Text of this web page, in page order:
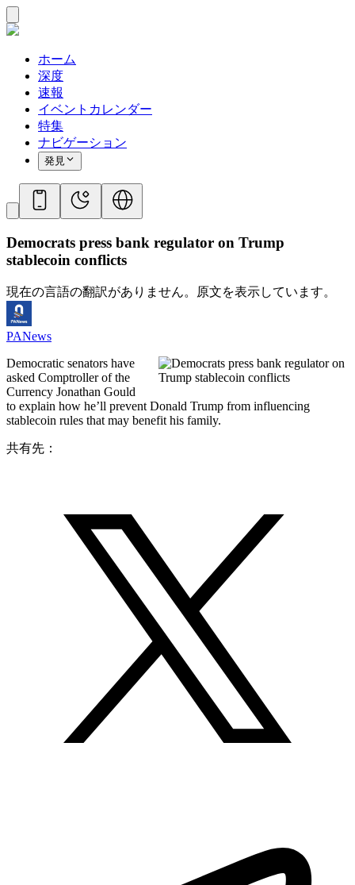
ホーム
深度
速報
イベントカレンダー
特集
ナビゲーション
発見
Democrats press bank regulator on Trump
stablecoin conflicts
現在の言語の翻訳がありません。原文を表示しています。
PANews
Democratic senators have
asked Comptroller of the
Currency Jonathan Gould
to explain how he’ll prevent Donald Trump from influencing
stablecoin rules that may benefit his family.
共有先：